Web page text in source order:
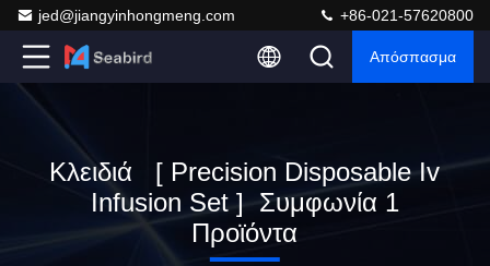
jed@jiangyinhongmeng.com +86-021-57620800
Απόσπασμα
Κλειδιά [ Precision Disposable Iv
Infusion Set ] Συμφωνία 1
Προϊόντα